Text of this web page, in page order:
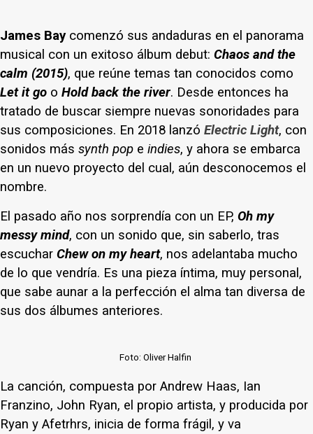
James Baycomenzó sus andaduras en el panorama
musical con un exitoso álbum debut: Chaos and the
calm (2015), que reúne temas tan conocidos como
Let it go o Hold back the river. Desde entonces ha
tratado de buscar siempre nuevas sonoridades para
sus composiciones. En 2018 lanzó Electric Light, con
sonidos más synth pop e indies, y ahora se embarca
en un nuevo proyecto del cual, aún desconocemos el
nombre.
El pasado año nos sorprendía con un EP, Oh my
messy mind, con un sonido que, sin saberlo, tras
escuchar Chew on my heart, nos adelantaba mucho
de lo que vendría. Es una pieza íntima, muy personal,
que sabe aunar a la perfección el alma tan diversa de
sus dos álbumes anteriores.
Foto: Oliver Halfin
La canción, compuesta por Andrew Haas, Ian
Franzino, John Ryan, el propio artista, y producida por
Ryan y Afetrhrs, inicia de forma frágil, y va